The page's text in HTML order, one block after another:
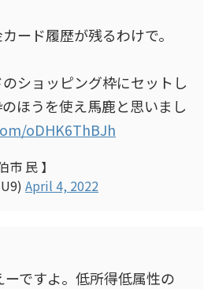
ード履歴が残るわけで。
ショッピング枠にセットし
ほうを使え馬鹿と思いまし
oDHK6ThBJh
民 】
April 4, 2022
ーですよ。低所得低属性の